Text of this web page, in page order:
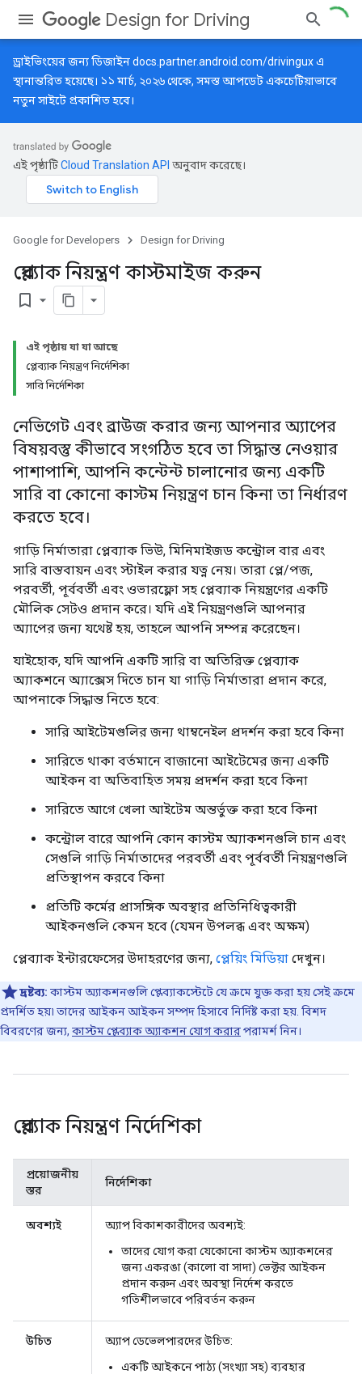
Design for Driving
ড্রাইভিংয়ের জন্য ডিজাইনdocs.partner.android.com/drivinguxএ
স্থানান্তরিত হয়েছে। ১১ মার্চ, ২০২৬ থেকে, সমস্ত আপডেট একচেটিয়াভাবে
নতুন সাইটে প্রকাশিত হবে।
এই পৃষ্ঠাটিCloud Translation API অনুবাদ করেছে।
Google for Developers Design for Driving
প্লেব্যাক নিয়ন্ত্রণ কাস্টমাইজ করুন
bookmark_border
এই পৃষ্ঠায় যা যা আছে
প্লেব্যাক নিয়ন্ত্রণ নির্দেশিকা
সারি নির্দেশিকা
নেভিগেট এবং ব্রাউজ করার জন্য আপনার অ্যাপের
বিষয়বস্তু কীভাবে সংগঠিত হবে তা সিদ্ধান্ত নেওয়ার
পাশাপাশি, আপনি কন্টেন্ট চালানোর জন্য একটি
সারি বা কোনো কাস্টম নিয়ন্ত্রণ চান কিনা তা নির্ধারণ
করতে হবে।
গাড়ি নির্মাতারা প্লেব্যাক ভিউ, মিনিমাইজড কন্ট্রোল বার এবং
সারি বাস্তবায়ন এবং স্টাইল করার যত্ন নেয়। তারা প্লে/পজ,
পরবর্তী, পূর্ববর্তী এবং ওভারফ্লো সহ প্লেব্যাক নিয়ন্ত্রণের একটি
মৌলিক সেটও প্রদান করে। যদি এই নিয়ন্ত্রণগুলি আপনার
অ্যাপের জন্য যথেষ্ট হয়, তাহলে আপনি সম্পন্ন করেছেন।
যাইহোক, যদি আপনি একটি সারি বা অতিরিক্ত প্লেব্যাক
অ্যাকশনে অ্যাক্সেস দিতে চান যা গাড়ি নির্মাতারা প্রদান করে,
আপনাকে সিদ্ধান্ত নিতে হবে:
সারি আইটেমগুলির জন্য থাম্বনেইল প্রদর্শন করা হবে কিনা
সারিতে থাকা বর্তমানে বাজানো আইটেমের জন্য একটি
আইকন বা অতিবাহিত সময় প্রদর্শন করা হবে কিনা
সারিতে আগে খেলা আইটেম অন্তর্ভুক্ত করা হবে কিনা
কন্ট্রোল বারে আপনি কোন কাস্টম অ্যাকশনগুলি চান এবং
সেগুলি গাড়ি নির্মাতাদের পরবর্তী এবং পূর্ববর্তী নিয়ন্ত্রণগুলি
প্রতিস্থাপন করবে কিনা
প্রতিটি কর্মের প্রাসঙ্গিক অবস্থার প্রতিনিধিত্বকারী
আইকনগুলি কেমন হবে (যেমন উপলব্ধ এবং অক্ষম)
প্লেব্যাক ইন্টারফেসের উদাহরণের জন্য, প্লেয়িং মিডিয়া দেখুন।
দ্রষ্টব্য: কাস্টম অ্যাকশনগুলি প্লেব্যাকস্টেটে যে ক্রমে যুক্ত করা হয় সেই ক্রমে
প্রদর্শিত হয়৷ তাদের আইকন আইকন সম্পদ হিসাবে নির্দিষ্ট করা হয়. বিশদ
বিবরণের জন্য, কাস্টম প্লেব্যাক অ্যাকশন যোগ করারপরামর্শ নিন।
প্লেব্যাক নিয়ন্ত্রণ নির্দেশিকা
প্রয়োজনীয়
স্তর
নির্দেশিকা
অবশ্যই
অ্যাপ বিকাশকারীদের অবশ্যই:
তাদের যোগ করা যেকোনো কাস্টম অ্যাকশনের
জন্য একরঙা (কালো বা সাদা) ভেক্টর আইকন
প্রদান করুন এবং অবস্থা নির্দেশ করতে
গতিশীলভাবে পরিবর্তন করুন
উচিত
অ্যাপ ডেভেলপারদের উচিত:
একটি আইকনে পাঠ্য (সংখ্যা সহ) ব্যবহার